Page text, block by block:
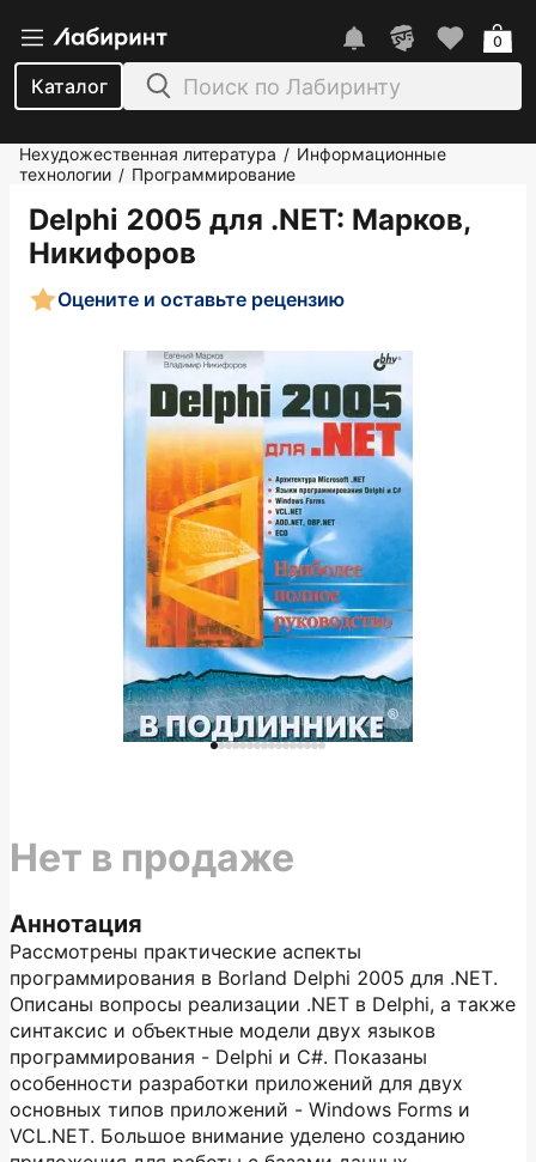
Каталог
0
Нехудожественная литература / Информационные
технологии / Программирование
Delphi 2005 для .NET: Марков,
Никифоров
Оцените и оставьте рецензию
Аннотация
Рассмотрены практические аспекты
программирования в Borland Delphi 2005 для .NET.
Описаны вопросы реализации .NET в Delphi, а также
синтаксис и объектные модели двух языков
программирования - Delphi и С#. Показаны
особенности разработки приложений для двух
основных типов приложений - Windows Forms и
VCL.NET. Большое внимание уделено созданию
Нет в продаже